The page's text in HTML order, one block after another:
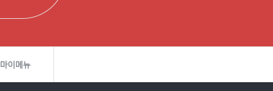
마이메뉴